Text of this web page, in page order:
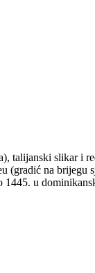
talijanski slikar i
(gradić na brijegu
u